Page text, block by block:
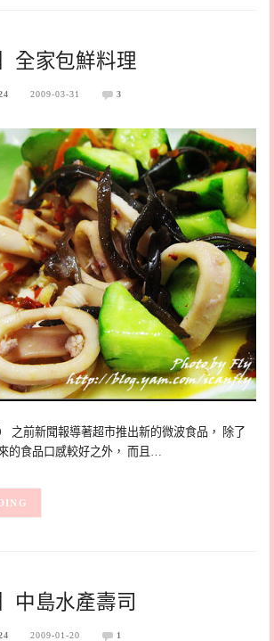
全家包鮮料理
2009-03-31 3
之前新聞報導著超市推出新的微波食品， 除了
的食品口感較好之外， 而且…
中島水產壽司
2009-01-20 1